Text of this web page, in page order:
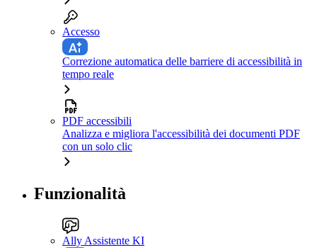
Accesso
Correzione automatica delle barriere di accessibilità in
tempo reale
PDF accessibili
Analizza e migliora l'accessibilità dei documenti PDF
con un solo clic
Funzionalità
Ally Assistente KI